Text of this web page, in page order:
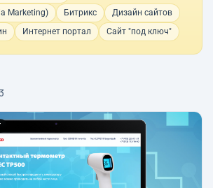
Marketing)
Битрикс
Дизайн сайтов
Интернет портал Сайт "под ключ"